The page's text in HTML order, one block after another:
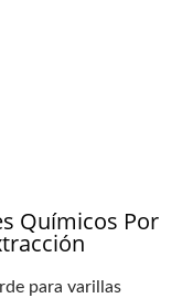
Químicos Por
para varillas